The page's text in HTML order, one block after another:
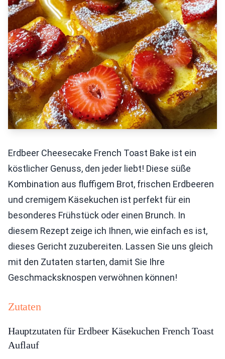
Erdbeer Cheesecake French Toast Bake ist ein
köstlicher Genuss, den jeder liebt! Diese süße
Kombination aus fluffigem Brot, frischen Erdbeeren
und cremigem Käsekuchen ist perfekt für ein
besonderes Frühstück oder einen Brunch. In
diesem Rezept zeige ich Ihnen, wie einfach es ist,
dieses Gericht zuzubereiten. Lassen Sie uns gleich
mit den Zutaten starten, damit Sie Ihre
Geschmacksknospen verwöhnen können!
Zutaten
Hauptzutaten für Erdbeer Käsekuchen French Toast
Auflauf